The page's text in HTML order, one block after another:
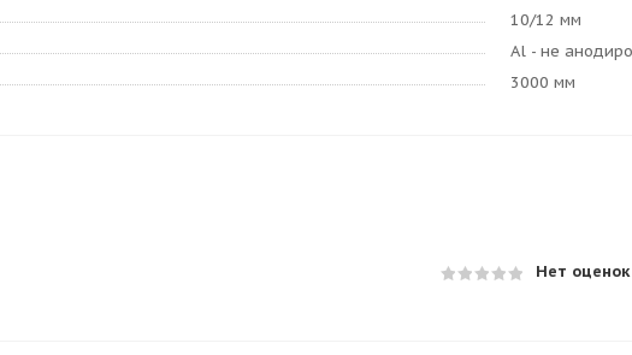
10/12 мм
Al - не
3000 мм
Нет оценок